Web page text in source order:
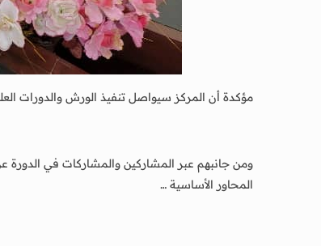
مؤكدة أن المركز سيواصل تنفيذ الورش والدورات
ومن جانبهم عبر المشاركين والمشاركات في
المحاور الأساسية …